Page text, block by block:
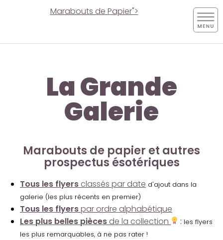
Marabouts de Papier">
La Grande
Galerie
Marabouts de papier et autres
prospectus ésotériques
Tous les flyers classés par date d'ajout dans la
galerie (les plus récents en premier)
Tous les flyerspar ordre alphabétique
Les plus belles pièces de la collection : les flyers
les plus remarquables, à ne pas rater !